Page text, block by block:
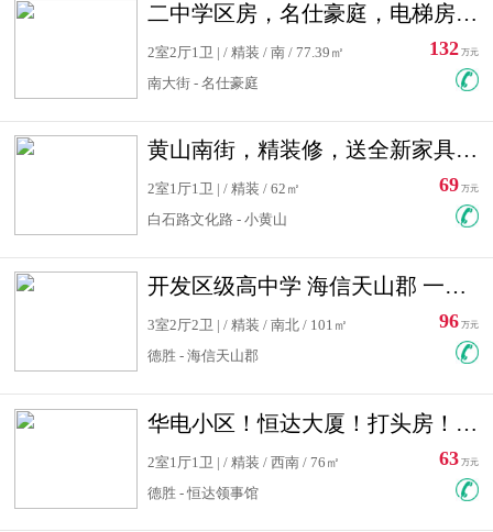
二中学区房，名仕豪庭，电梯房，双南卧室，单价低，急售
2室2厅1卫 | / 精装 / 南 / 77.39㎡
南大街 - 名仕豪庭
132 万元
黄山南街，精装修，送全新家具，看房有钥匙，实用面积大
2室1厅1卫 | / 精装 / 62㎡
白石路文化路 - 小黄山
69 万元
开发区级高中学 海信天山郡 一手合同没有税！ 送车位
3室2厅2卫 | / 精装 / 南北 / 101㎡
德胜 - 海信天山郡
96 万元
华电小区！恒达大厦！打头房！精装修！可低首付！随时看房！
2室1厅1卫 | / 精装 / 西南 / 76㎡
德胜 - 恒达领事馆
63 万元